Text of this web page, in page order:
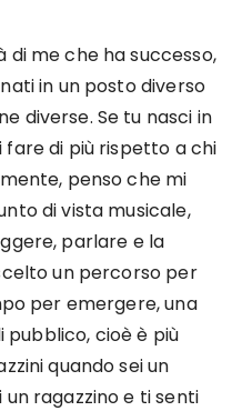
di me che ha successo,
in un posto diverso
diverse. Se tu nasci in
di più rispetto a chi
penso che mi
di vista musicale,
parlare e la
un percorso per
per emergere, una
cioè è più
quando sei un
ragazzino e ti senti